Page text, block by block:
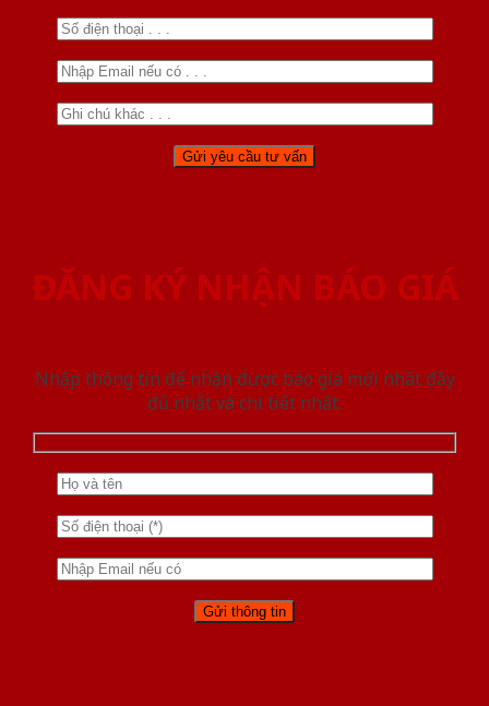
ĐĂNG KÝ NHẬN BÁO GIÁ
Nhập thông tin để nhận được báo giá mới nhât đầy
đủ nhất và chi tiết nhất.